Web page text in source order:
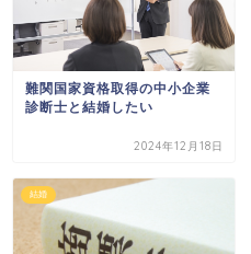
難関国家資格取得の中小企業
診断士と結婚したい
2024年12月18日
結婚